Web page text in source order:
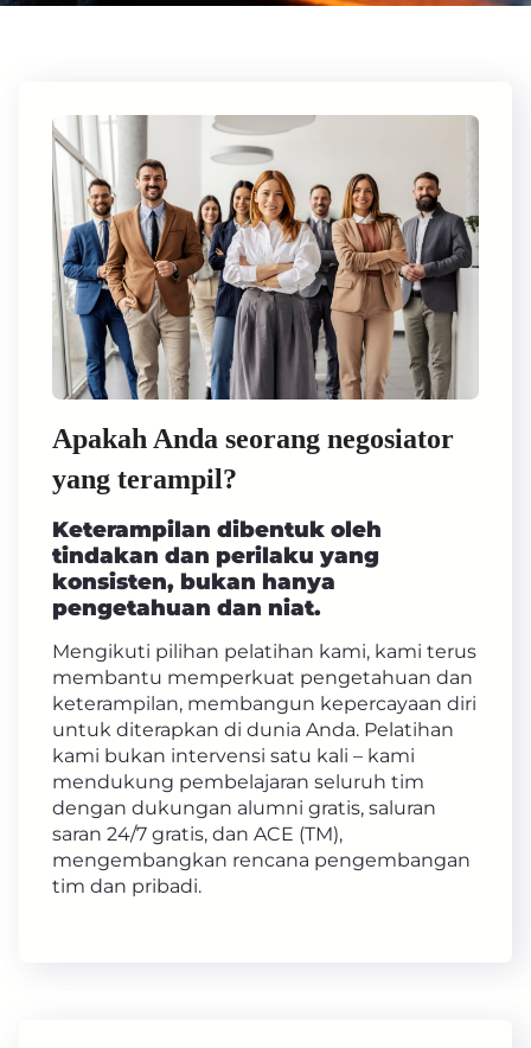
Apakah Anda seorang negosiator
yang terampil?
Keterampilan dibentuk oleh
tindakan dan perilaku yang
konsisten, bukan hanya
pengetahuan dan niat.
Mengikuti pilihan pelatihan kami, kami terus
membantu memperkuat pengetahuan dan
keterampilan, membangun kepercayaan diri
untuk diterapkan di dunia Anda. Pelatihan
kami bukan intervensi satu kali – kami
mendukung pembelajaran seluruh tim
dengan dukungan alumni gratis, saluran
saran 24/7 gratis, dan ACE (TM),
mengembangkan rencana pengembangan
tim dan pribadi.